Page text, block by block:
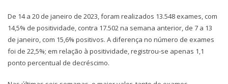
De 14 a 20 de janeiro de 2023, foram realizados 13.548 exames, com
14,5% de positividade, contra 17.502 na semana anterior, de 7 a 13
de janeiro, com 15,6% positivos. A diferença no número de exames
foi de 22,5%; em relação à positividade, registrou-se apenas 1,1
ponto percentual de decréscimo.